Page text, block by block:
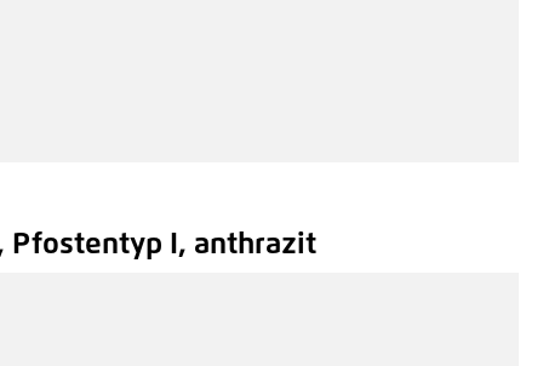
Pfostentyp I, anthrazit